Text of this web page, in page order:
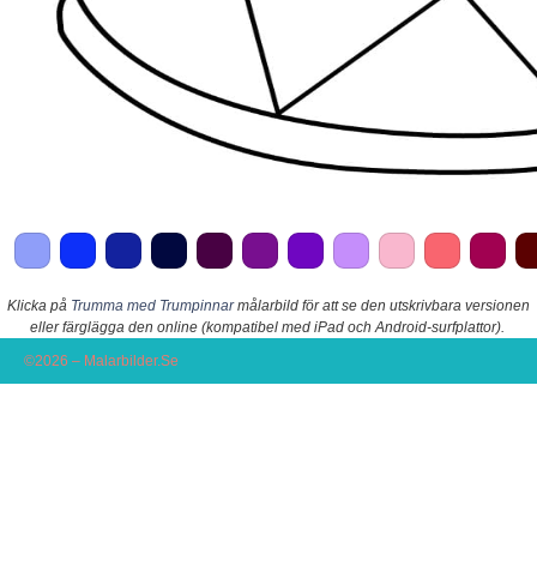
Klicka på Trumma med Trumpinnarmålarbild för att se den utskrivbara versionen
eller färglägga den online (kompatibel med iPad och Android-surfplattor).
©2026 – Malarbilder.Se